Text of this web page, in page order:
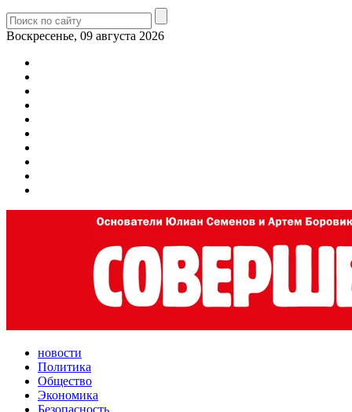
Воскресенье, 09 августа 2026
новости
Политика
Общество
Экономика
Безопасность